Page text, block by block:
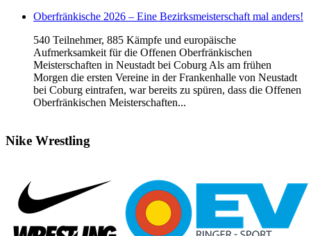
Oberfränkische 2026 – Eine Bezirksmeisterschaft mal anders!
540 Teilnehmer, 885 Kämpfe und europäische
Aufmerksamkeit für die Offenen Oberfränkischen
Meisterschaften in Neustadt bei Coburg Als am frühen
Morgen die ersten Vereine in der Frankenhalle von Neustadt
bei Coburg eintrafen, war bereits zu spüren, dass die Offenen
Oberfränkischen Meisterschaften...
Nike Wrestling